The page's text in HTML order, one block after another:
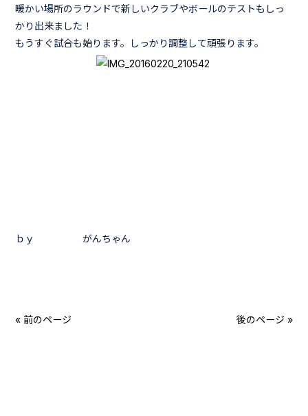
暖かい場所のラウンドで新しいクラブやボールのテストもしっ
かり出来ました！
もうすぐ試合も始ります。しっかり調整して頑張ります。
ｂｙ がんちゃん
« 前のページ 後のページ »